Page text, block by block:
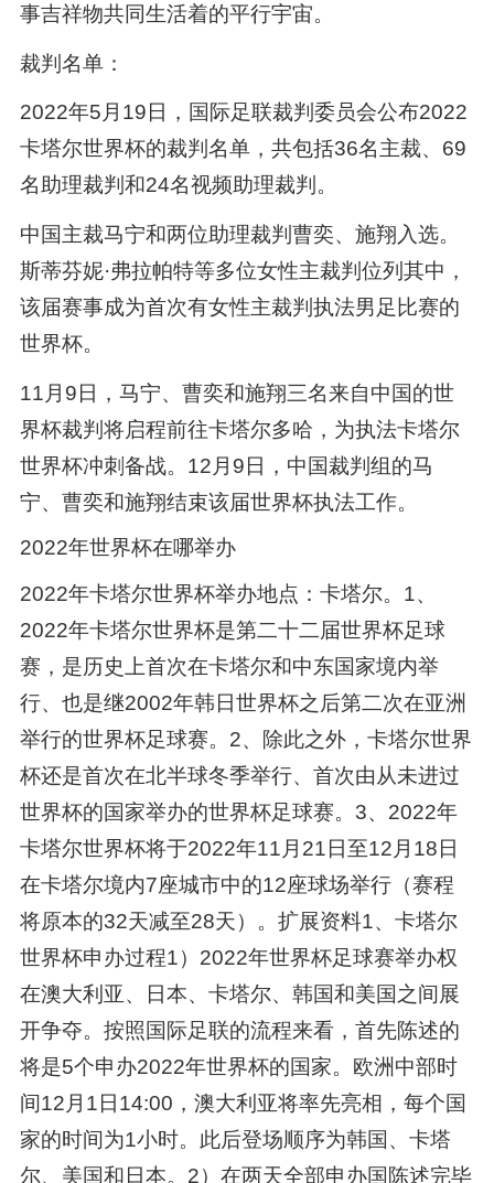
事吉祥物共同生活着的平行宇宙。
裁判名单：
2022年5月19日，国际足联裁判委员会公布2022
卡塔尔世界杯的裁判名单，共包括36名主裁、69
名助理裁判和24名视频助理裁判。
中国主裁马宁和两位助理裁判曹奕、施翔入选。
斯蒂芬妮·弗拉帕特等多位女性主裁判位列其中，
该届赛事成为首次有女性主裁判执法男足比赛的
世界杯。
11月9日，马宁、曹奕和施翔三名来自中国的世
界杯裁判将启程前往卡塔尔多哈，为执法卡塔尔
世界杯冲刺备战。12月9日，中国裁判组的马
宁、曹奕和施翔结束该届世界杯执法工作。
2022年世界杯在哪举办
2022年卡塔尔世界杯举办地点：卡塔尔。1、
2022年卡塔尔世界杯是第二十二届世界杯足球
赛，是历史上首次在卡塔尔和中东国家境内举
行、也是继2002年韩日世界杯之后第二次在亚洲
举行的世界杯足球赛。2、除此之外，卡塔尔世界
杯还是首次在北半球冬季举行、首次由从未进过
世界杯的国家举办的世界杯足球赛。3、2022年
卡塔尔世界杯将于2022年11月21日至12月18日
在卡塔尔境内7座城市中的12座球场举行（赛程
将原本的32天减至28天）。扩展资料1、卡塔尔
世界杯申办过程1）2022年世界杯足球赛举办权
在澳大利亚、日本、卡塔尔、韩国和美国之间展
开争夺。按照国际足联的流程来看，首先陈述的
将是5个申办2022年世界杯的国家。欧洲中部时
间12月1日14:00，澳大利亚将率先亮相，每个国
家的时间为1小时。此后登场顺序为韩国、卡塔
尔、美国和日本。2）在两天全部申办国陈述完毕